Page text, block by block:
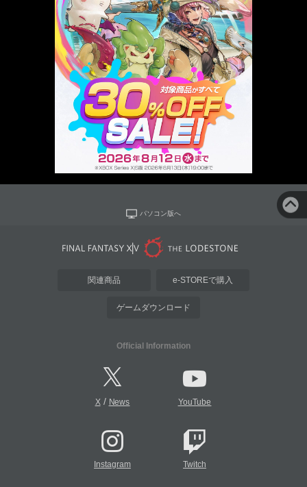
パソコン版へ
関連商品 e-STOREで購入
ゲームダウンロード
Official Information
X/ News YouTube
Instagram Twitch